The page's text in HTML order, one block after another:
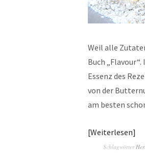
Weil alle
Buch
Essenz des
von der
am besten
Weiterlesen
Schlagwörter